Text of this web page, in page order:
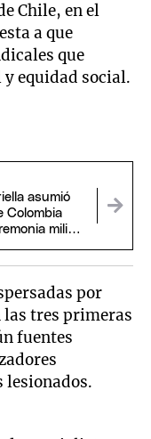
Chile, en el
a que
que
equidad social.
asumió
Colombia
militar
por
las tres primeras
fuentes
lesionados.